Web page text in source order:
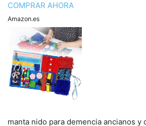
COMPRAR AHORA
Amazon.es
manta nido para demencia ancianos y